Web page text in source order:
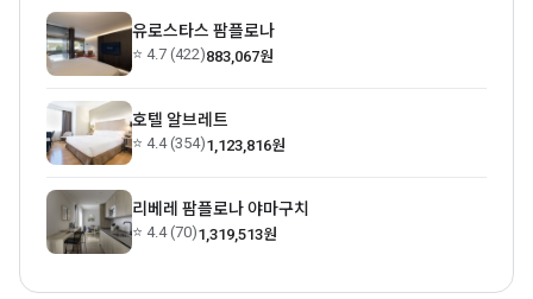
유로스타스 팜플로나
⭐ 4.7 (422)883,067원
호텔 알브레트
⭐ 4.4 (354)1,123,816원
리베레 팜플로나 야마구치
⭐ 4.4 (70)1,319,513원